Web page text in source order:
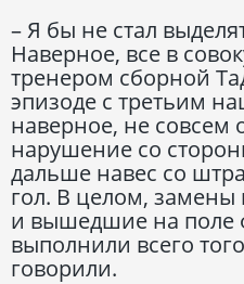
– Я бы не стал
Наверное, все в
тренером сборной
эпизоде с третьим
наверное, не совсем
нарушение со
дальше навес со
гол. В целом, замены
и вышедшие на поле
выполнили всего
говорили.